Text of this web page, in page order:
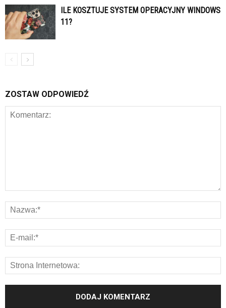
ILE KOSZTUJE SYSTEM OPERACYJNY WINDOWS
11?
ZOSTAW ODPOWIEDŹ